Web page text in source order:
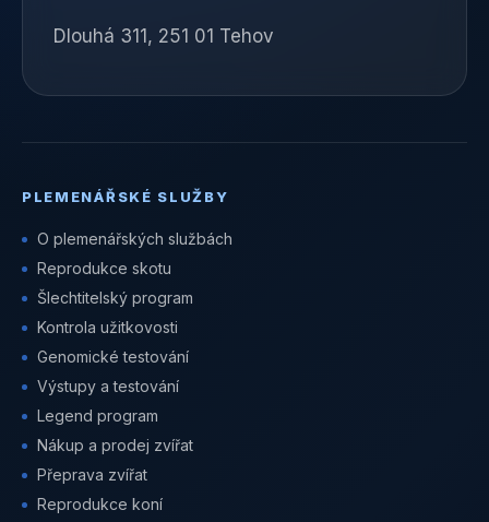
Dlouhá 311, 251 01 Tehov
PLEMENÁŘSKÉ SLUŽBY
O plemenářských službách
Reprodukce skotu
Šlechtitelský program
Kontrola užitkovosti
Genomické testování
Výstupy a testování
Legend program
Nákup a prodej zvířat
Přeprava zvířat
Reprodukce koní